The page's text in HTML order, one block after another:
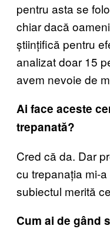
pentru asta se
chiar dacă
științifică pentru
analizat doar 15
avem nevoie de
Ai face aceste
trepanată?
Cred că da. Dar
cu trepanația mi-
subiectul merită
Cum ai de gând